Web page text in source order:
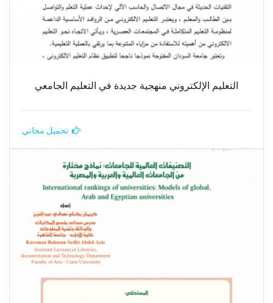
التعليم الإلكتروني منهجية جديدة في التعليم الجامعي
تحميل مجاني